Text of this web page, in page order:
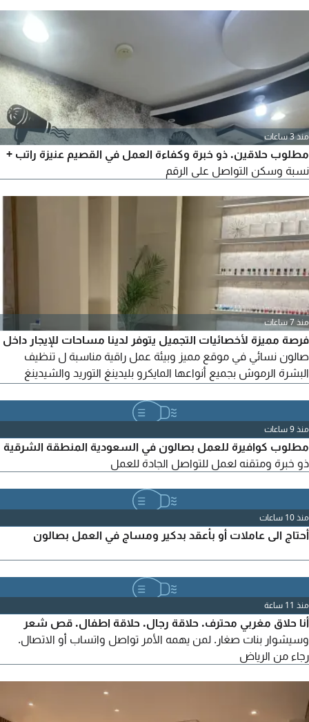
منذ 3 ساعات
مطلوب حلاقين. ذو خبرة وكفاءة العمل في القصيم عنيزة راتب +
نسبة وسكن التواصل على الرقم
منذ 7 ساعات
فرصة مميزة لأخصائيات التجميل يتوفر لدينا مساحات للإيجار داخل
صالون نسائي في موقع مميز وبيئة عمل راقية مناسبة ل تنظيف
البشرة الرموش بجميع أنواعها المايكرو بليدينغ التوريد والشيدينغ
واظافر اذا كنت تبحثين عن مكان تبدأين أو تطورين فيه شغلك،
يسعدنا انضمامك لنا. للاستفسار والتفاصيل، يرجى التواصل عبر الخاص
منذ 9 ساعات
مطلوب كوافيرة للعمل بصالون في السعودية المنطقة الشرقية
ذو خبرة ومتقنه لعمل للتواصل الجادة للعمل
منذ 10 ساعات
أحتاج الى عاملات أو بأعقد بدكير ومساج في العمل بصالون
منذ 11 ساعة
أنا حلاق مغربي محترف. حلاقة رجال. حلاقة اطفال. قص شعر
وسيشوار بنات صغار. لمن يهمه الأمر تواصل واتساب أو الاتصال.
رجاء من الرياض